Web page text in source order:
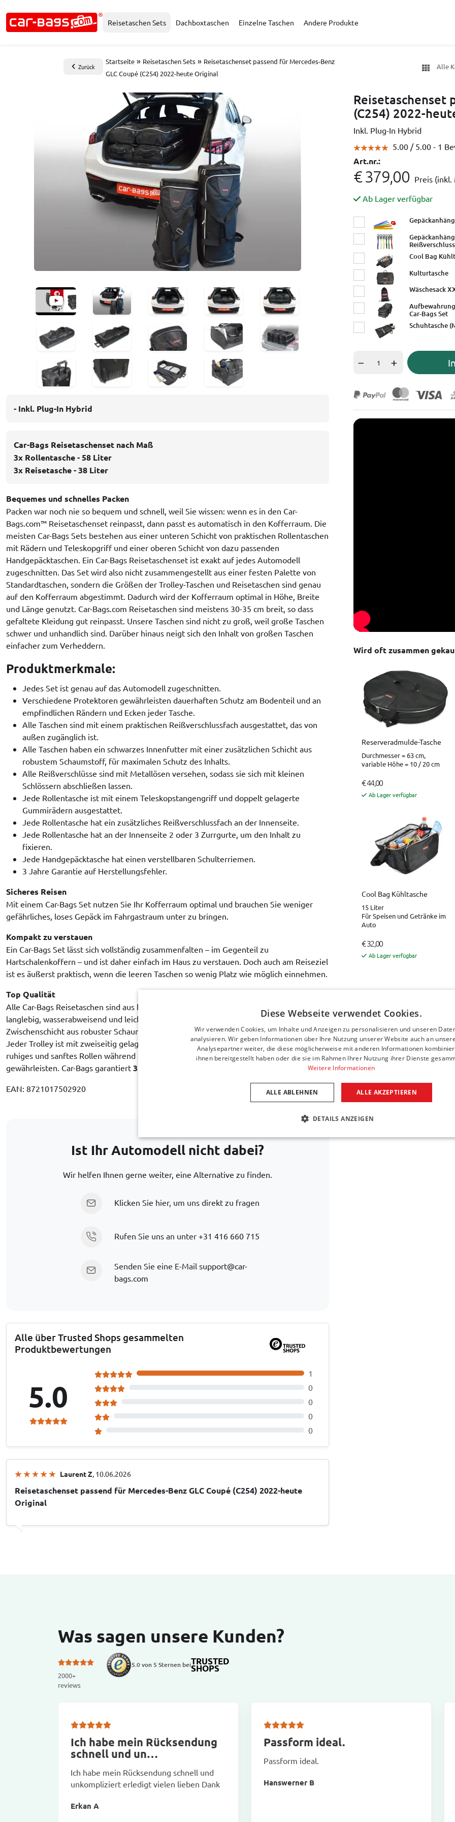
Reisetaschen Sets Dachboxtaschen Einzelne Taschen Andere Produkte
Zurück
Startseite » Reisetaschen Sets » Reisetaschenset passend für Mercedes-Benz
GLC Coupé (C254) 2022-heute Original
Alle
- Inkl. Plug-In Hybrid
Car-Bags Reisetaschenset nach Maß
3x Rollentasche - 58 Liter
3x Reisetasche - 38 Liter
Bequemes und schnelles Packen
Packen war noch nie so bequem und schnell, weil Sie wissen: wenn es in den Car-
Bags.com™ Reisetaschenset reinpasst, dann passt es automatisch in den Kofferraum. Die
meisten Car-Bags Sets bestehen aus einer unteren Schicht von praktischen Rollentaschen
mit Rädern und Teleskopgriff und einer oberen Schicht von dazu passenden
Handgepäcktaschen. Ein Car-Bags Reisetaschenset ist exakt auf jedes Automodell
zugeschnitten. Das Set wird also nicht zusammengestellt aus einer festen Palette von
Standardtaschen, sondern die Größen der Trolley-Taschen und Reisetaschen sind genau
auf den Kofferraum abgestimmt. Dadurch wird der Kofferraum optimal in Höhe, Breite
und Länge genutzt. Car-Bags.com Reisetaschen sind meistens 30-35 cm breit, so dass
gefaltete Kleidung gut reinpasst. Unsere Taschen sind nicht zu groß, weil große Taschen
schwer und unhandlich sind. Darüber hinaus neigt sich den Inhalt von großen Taschen
einfacher zum Verheddern.
Produktmerkmale:
Jedes Set ist genau auf das Automodell zugeschnitten.
Verschiedene Protektoren gewährleisten dauerhaften Schutz am Bodenteil und an
empfindlichen Rändern und Ecken jeder Tasche.
Alle Taschen sind mit einem praktischen Reißverschlussfach ausgestattet, das von
außen zugänglich ist.
Alle Taschen haben ein schwarzes Innenfutter mit einer zusätzlichen Schicht aus
robustem Schaumstoff, für maximalen Schutz des Inhalts.
Alle Reißverschlüsse sind mit Metallösen versehen, sodass sie sich mit kleinen
Schlössern abschließen lassen.
Jede Rollentasche ist mit einem Teleskopstangengriff und doppelt gelagerte
Gummirädern ausgestattet.
Jede Rollentasche hat ein zusätzliches Reißverschlussfach an der Innenseite.
Jede Rollentasche hat an der Innenseite 2 oder 3 Zurrgurte, um den Inhalt zu
fixieren.
Jede Handgepäcktasche hat einen verstellbaren Schulterriemen.
3 Jahre Garantie auf Herstellungsfehler.
Sicheres Reisen
Mit einem Car-Bags Set nutzen Sie Ihr Kofferraum optimal und brauchen Sie weniger
gefährliches, loses Gepäck im Fahrgastraum unter zu bringen.
Kompakt zu verstauen
Ein Car-Bags Set lässt sich vollständig zusammenfalten – im Gegenteil zu
Hartschalenkoffern – und ist daher einfach im Haus zu verstauen. Doch auch am Reiseziel
ist es äußerst praktisch, wenn die leeren Taschen so wenig Platz wie möglich einnehmen.
Top Qualität
Alle Car-Bags Reisetaschen sind aus hochwertigem Polyestergewebe gefertigt. Stark,
langlebig, wasserabweisend und leicht zu reinigen. Das Innenfutter mit einer
Zwischenschicht aus robuster Schaumstofffolie bietet maximalen Schutz des Inhalts.
Jeder Trolley ist mit zweiseitig gelagerten Rädern mit Gummireifen ausgestattet, um ein
ruhiges und sanftes Rollen während der gesamten Lebensdauer der Tasche zu
gewährleisten. Car-Bags garantiert 3 Jahre Garantie auf Produktionsfehler
EAN: 8721017502920
Ist Ihr Automodell nicht dabei?
Wir helfen Ihnen gerne weiter, eine Alternative zu finden.
Klicken Sie hier, um uns direkt zu fragen
Rufen Sie uns an unter +31 416 660 715
Senden Sie eine E-Mail support@car-
bags.com
Alle über Trusted Shops gesammelten
Produktbewertungen
5.0
1
0
0
0
0
Laurent Z, 10.06.2026
Reisetaschenset passend für Mercedes-Benz GLC Coupé (C254) 2022-heute
Original
Reisetaschenset
(C254) 2022-
Inkl. Plug-In Hybrid
5.00 / 5.00 - 1
Art.nr.:
€ 379,00 Preis
Ab Lager verfügbar
Cool Bag
Kulturtasche
Wäschesack
Car-Bags Set
Schuhtasche
Wird oft zusammen
Reserveradmulde-Tasche
Durchmesser = 63 cm,
variable Höhe = 10 / 20 cm
€ 44,00
Ab Lager verfügbar
Cool Bag Kühltasche
15 Liter
Für Speisen und Getränke im
Auto
€ 32,00
Ab Lager verfügbar
Was sagen unsere Kunden?
2000+
reviews
5.0 von 5 Sternen beiTRUSTED
SHOPS
Ich habe mein Rücksendung
schnell und un…
Ich habe mein Rücksendung schnell und
unkompliziert erledigt vielen lieben Dank
Erkan A
Passform ideal.
Passform ideal.
Hanswerner B
Diese Webseite verwendet Cookies.
Wir verwenden Cookies, um Inhalte und Anzeigen zu personalisieren und unseren
analysieren. Wir geben Informationen über Ihre Nutzung unserer Website auch an
Analysepartner weiter, die diese möglicherweise mit anderen Informationen
ihnen bereitgestellt haben oder die sie im Rahmen Ihrer Nutzung ihrer Dienste
Weitere Informationen
ALLE AKZEPTIEREN
ALLE ABLEHNEN
DETAILS ANZEIGEN